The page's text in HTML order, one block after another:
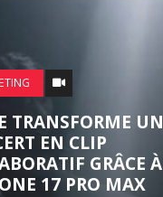
TRANSFORME UN
EN CLIP
GRÂCE À
17 PRO MAX